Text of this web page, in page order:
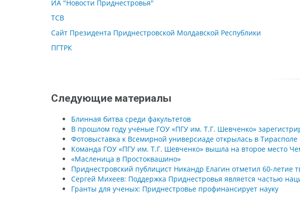
ИА "Новости Приднестровья"
ТСВ
Сайт Президента Приднестровской Молдавской Республики
ПГТРК
Следующие материалы
Блинная битва среди факультетов
В прошлом году учёные ГОУ «ПГУ им. Т.Г. Шевченко»
Фотовыставка к Всемирной универсиаде открылась в Тирасполе
Команда ГОУ «ПГУ им. Т.Г. Шевченко» вышла на второе место
«Масленица в Простоквашино»
Приднестровский публицист Никандр Елагин отметил 60-летие
Сергей Михеев: Поддержка Приднестровья является частью
Гранты для ученых: Приднестровье профинансирует науку